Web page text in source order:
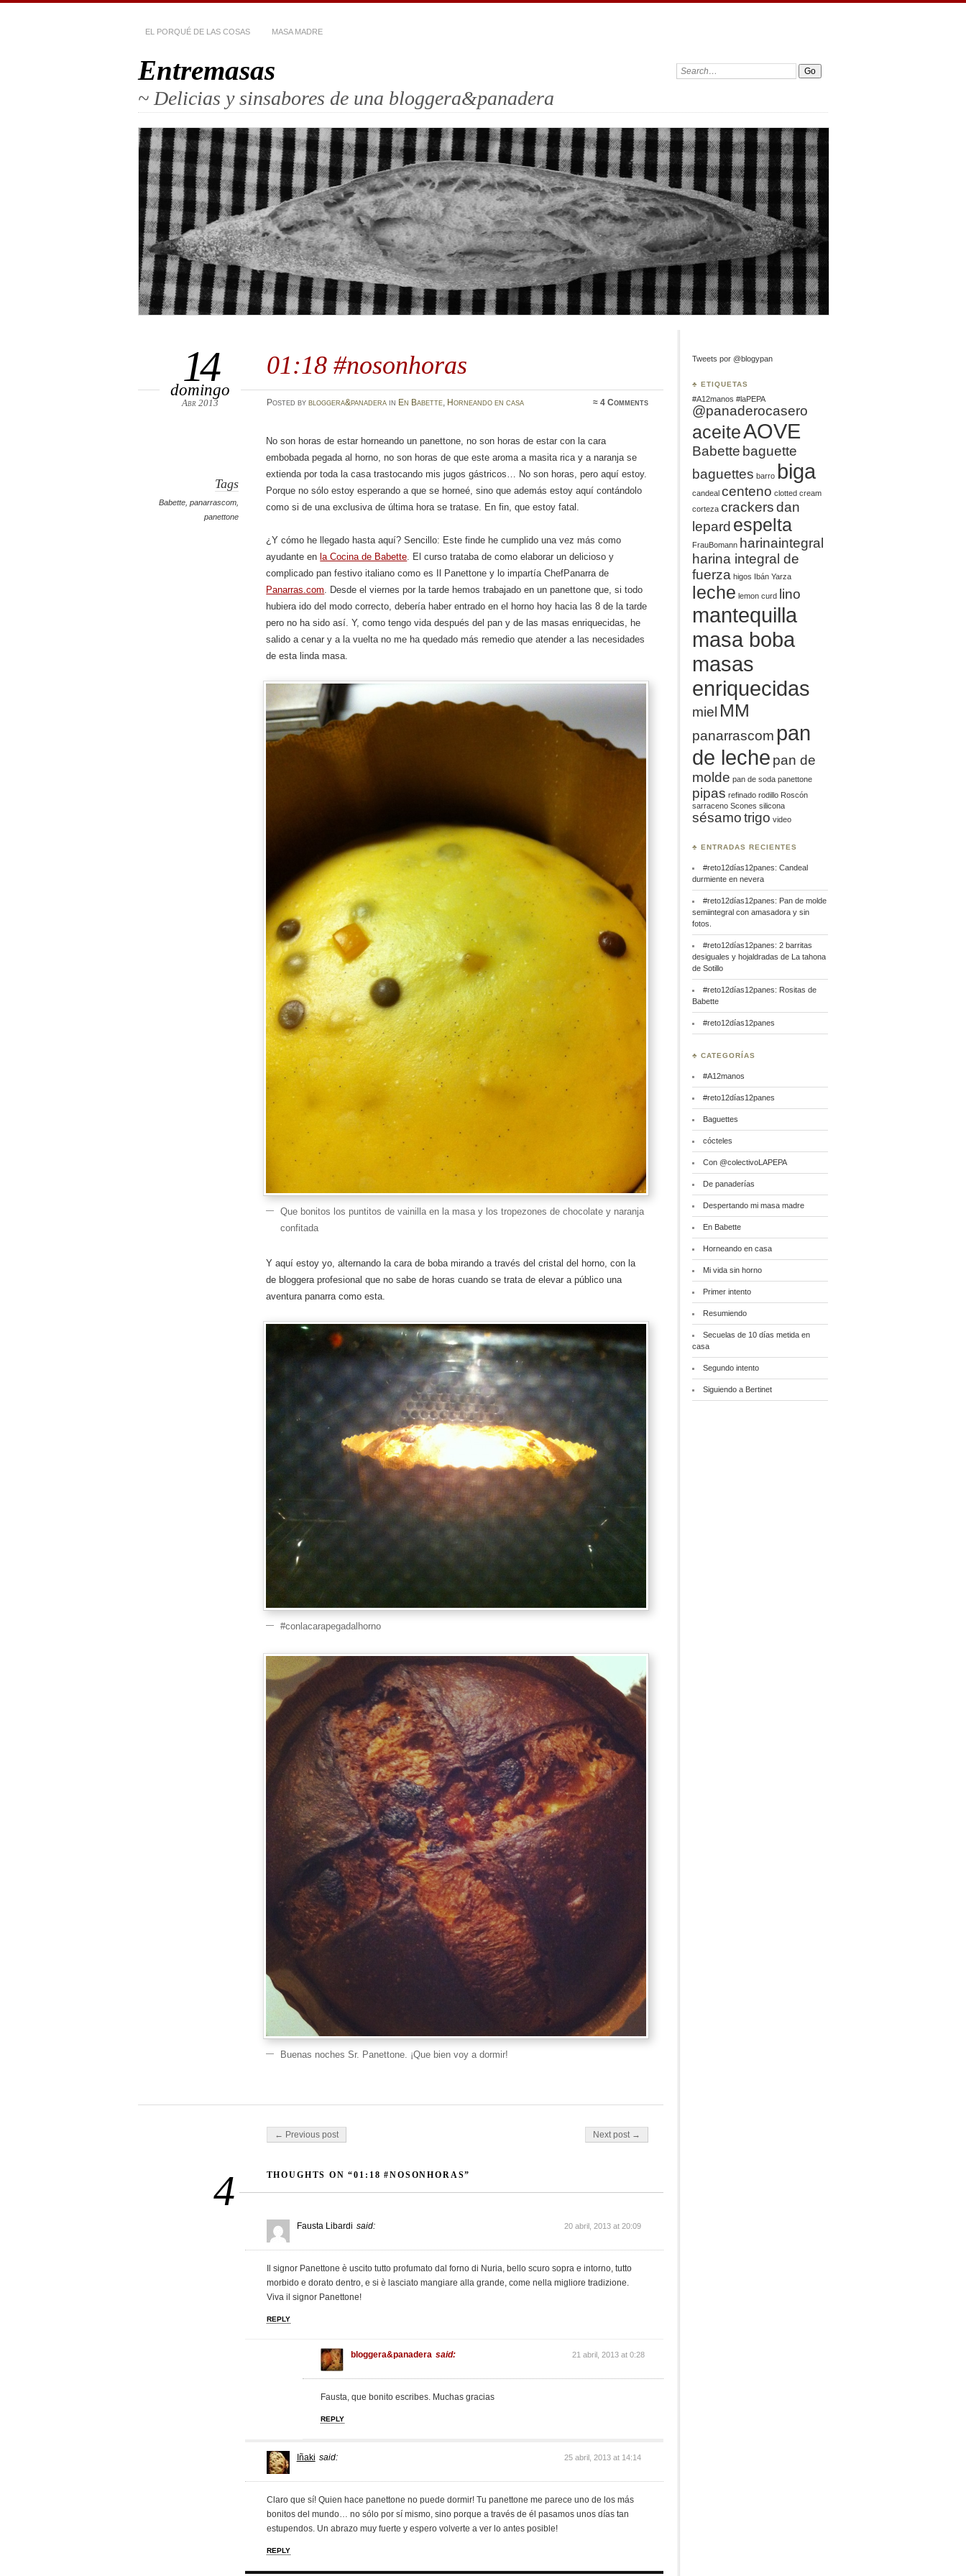
EL PORQUÉ DE LAS COSAS MASA MADRE
Entremasas
~ Delicias y sinsabores de una bloggera&panadera
Search:
01:18 #nosonhoras
14
domingo
Abr 2013 Posted by bloggera&panaderain En Babette, Horneando en casa ≈4 Comments
Tags
Babette ,panarrascom
panettone
No son horas de estar horneando un panettone, no son horas de estar con la cara
embobada pegada al horno, no son horas de que este aroma a masita rica y a naranja se
extienda por toda la casa trastocando mis jugos gástricos… No son horas, pero aquí estoy.
Porque no sólo estoy esperando a que se horneé, sino que además estoy aquí contándolo
como si de una exclusiva de última hora se tratase. En fin, que estoy fatal.
¿Y cómo he llegado hasta aquí? Sencillo: Este finde he cumplido una vez más como
ayudante en la Cocina de Babette. El curso trataba de como elaborar un delicioso y
complicado pan festivo italiano como es Il Panettone y lo impartía ChefPanarra de
Panarras.com. Desde el viernes por la tarde hemos trabajado en un panettone que, si todo
hubiera ido del modo correcto, debería haber entrado en el horno hoy hacia las 8 de la tarde
pero no ha sido así. Y, como tengo vida después del pan y de las masas enriquecidas, he
salido a cenar y a la vuelta no me ha quedado más remedio que atender a las necesidades
de esta linda masa.
Que bonitos los puntitos de vainilla en la masa y los tropezones de chocolate y naranja
confitada
Y aquí estoy yo, alternando la cara de boba mirando a través del cristal del horno, con la
de bloggera profesional que no sabe de horas cuando se trata de elevar a público una
aventura panarra como esta.
#conlacarapegadalhorno
Buenas noches Sr. Panettone. ¡Que bien voy a dormir!
Post navigation
← Previous post Next post →
4 THOUGHTS ON “01:18 #NOSONHORAS”
Fausta Libardi said: 20 abril, 2013 at 20:09
Il signor Panettone è uscito tutto profumato dal forno di Nuria, bello scuro sopra e intorno, tutto
morbido e dorato dentro, e si è lasciato mangiare alla grande, come nella migliore tradizione.
Viva il signor Panettone!
REPLY
bloggera&panadera said: 21 abril, 2013 at 0:28
Fausta, que bonito escribes. Muchas gracias
REPLY
Iñaki said: 25 abril, 2013 at 14:14
Claro que sí! Quien hace panettone no puede dormir! Tu panettone me parece uno de los más
bonitos del mundo… no sólo por sí mismo, sino porque a través de él pasamos unos días tan
estupendos. Un abrazo muy fuerte y espero volverte a ver lo antes posible!
REPLY
Tweets por @blogypan
♣ ETIQUETAS
#A12manos #laPEPA
@panaderocasero
aceiteAOVE
Babette baguette
baguettes barro biga
candeal centeno clotted cream
corteza crackersdan
lepard espelta
FrauBomann harinaintegral
harina integral de
fuerza higos Ibán Yarza
leche lemon curd lino
mantequilla
masa boba
masas
enriquecidas
miel MM
panarrascom pan
de leche pan de
molde pan de soda panettone
pipas refinado rodillo Roscón
sarraceno Scones silicona
sésamotrigo video
♣ ENTRADAS RECIENTES
#reto12días12panes: Candeal
durmiente en nevera
#reto12días12panes: Pan de molde
semiintegral con amasadora y sin
fotos.
#reto12días12panes: 2 barritas
desiguales y hojaldradas de La tahona
de Sotillo
#reto12días12panes: Rositas de
Babette
#reto12días12panes
♣ CATEGORÍAS
#A12manos
#reto12días12panes
Baguettes
cócteles
Con @colectivoLAPEPA
De panaderías
Despertando mi masa madre
En Babette
Horneando en casa
Mi vida sin horno
Primer intento
Resumiendo
Secuelas de 10 días metida en
casa
Segundo intento
Siguiendo a Bertinet